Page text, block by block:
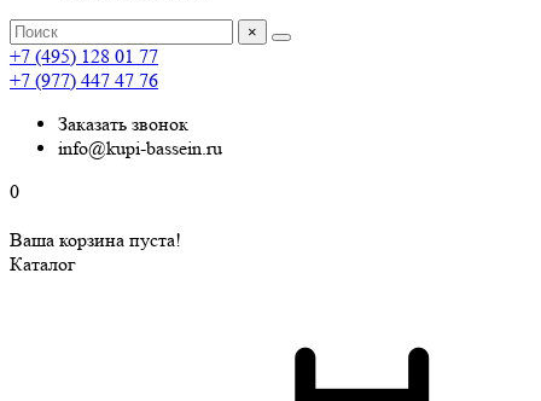
×
+7 (495) 128 01 77
+7 (977) 447 47 76
Заказать звонок
info@kupi-bassein.ru
0
Ваша корзина пуста!
Каталог